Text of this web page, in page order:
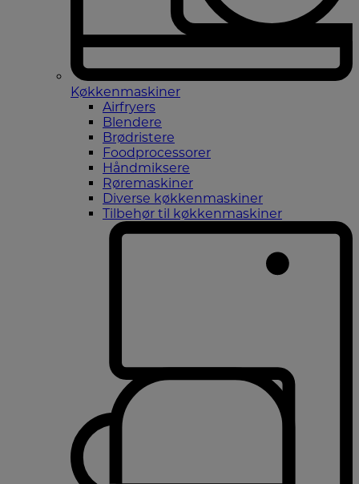
Køkkenmaskiner
Airfryers
Blendere
Brødristere
Foodprocessorer
Håndmiksere
Røremaskiner
Diverse køkkenmaskiner
Tilbehør til køkkenmaskiner